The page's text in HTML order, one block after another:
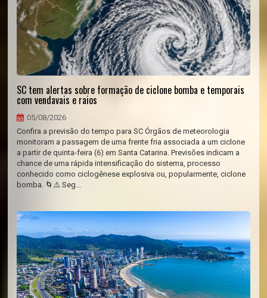
SC tem alertas sobre formação de ciclone bomba e temporais
com vendavais e raios
05/08/2026
Confira a previsão do tempo para SC Órgãos de meteorologia
monitoram a passagem de uma frente fria associada a um ciclone
a partir de quinta-feira (6) em Santa Catarina. Previsões indicam a
chance de uma rápida intensificação do sistema, processo
conhecido como ciclogênese explosiva ou, popularmente, ciclone
bomba. 🌀⚠️ Seg...